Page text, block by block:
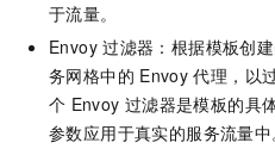
于流量。
Envoy 过滤器：根据模板创
务网格中的 Envoy 代理，以
个 Envoy 过滤器是模板的具
参数应用于真实的服务流量中